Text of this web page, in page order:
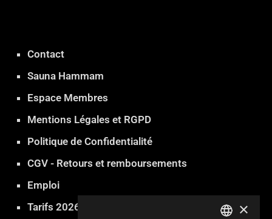
Contact
Sauna Hammam
Espace Membres
Mentions Légales et RGPD
Politique de Confidentialité
CGV - Retours et remboursements
Emploi
Tarifs 2026
×